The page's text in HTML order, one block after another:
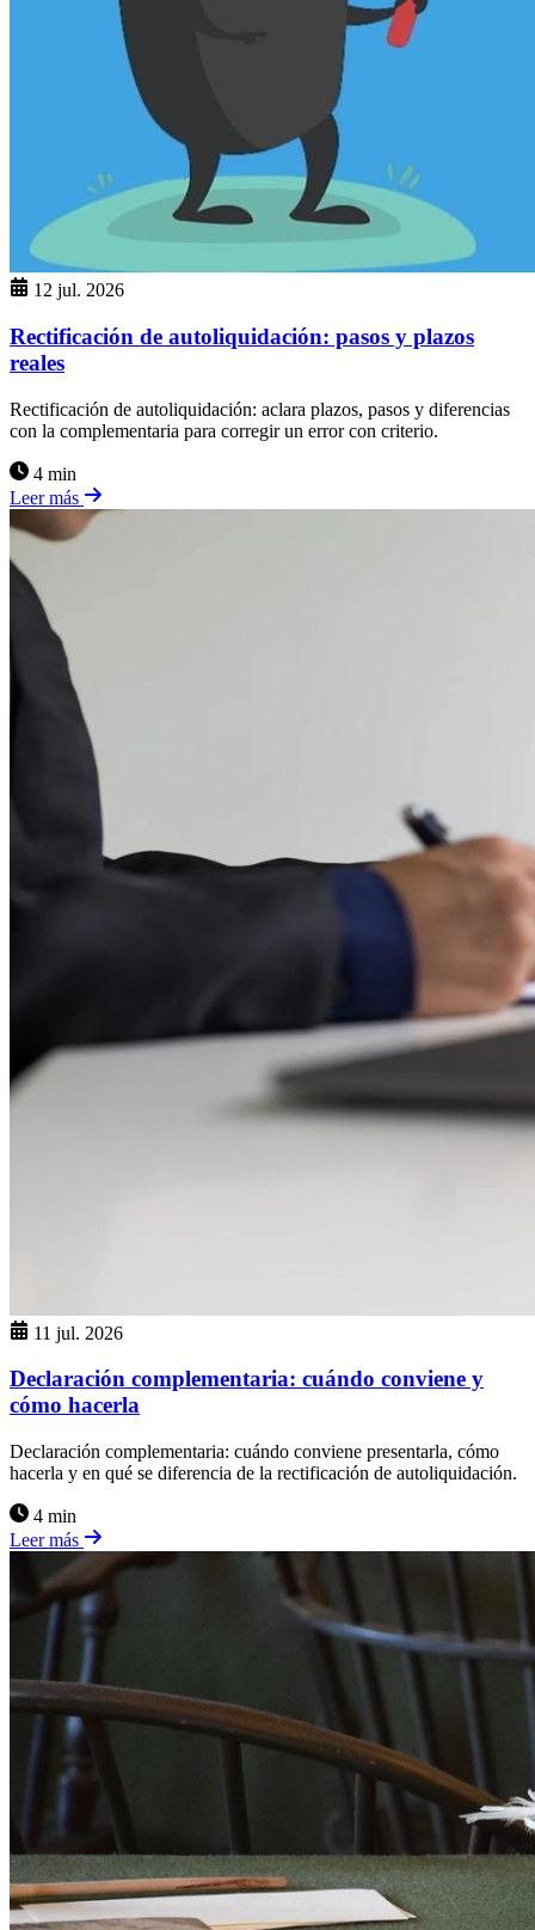
12 jul. 2026
Rectificación de autoliquidación: pasos y plazos
reales
Rectificación de autoliquidación: aclara plazos, pasos y diferencias
con la complementaria para corregir un error con criterio.
4 min
Leer más
11 jul. 2026
Declaración complementaria: cuándo conviene y
cómo hacerla
Declaración complementaria: cuándo conviene presentarla, cómo
hacerla y en qué se diferencia de la rectificación de autoliquidación.
4 min
Leer más